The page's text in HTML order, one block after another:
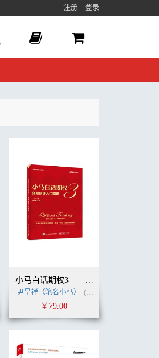
注册 登录
小马白话期权3——交易新手入门指南（全彩）
尹呈祥（笔名小马） (作者)
￥79.00